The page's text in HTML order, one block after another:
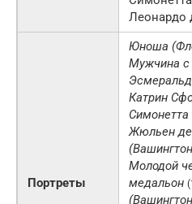
Леонардо
Портреты
Юноша
Мужчина
Катрин
Симонетта
Жюльен
Молодой
медальон